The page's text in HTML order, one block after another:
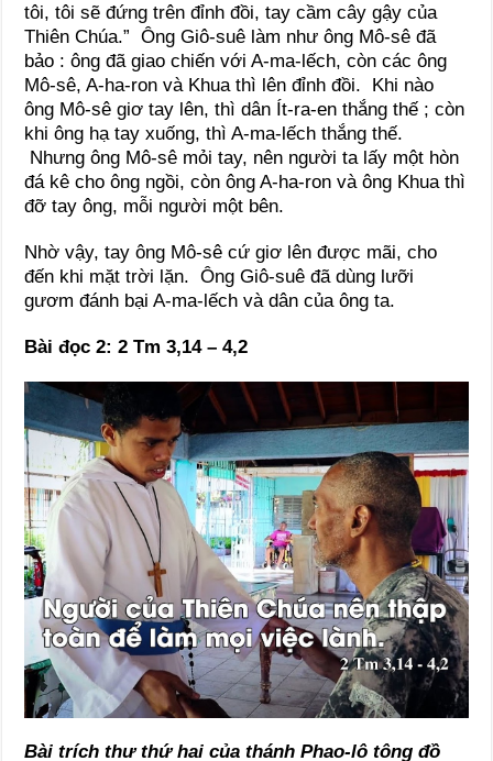
tôi, tôi sẽ đứng trên đỉnh đồi, tay cầm cây gậy của
Thiên Chúa.” Ông Giô-suê làm như ông Mô-sê đã
bảo : ông đã giao chiến với A-ma-lếch, còn các ông
Mô-sê, A-ha-ron và Khua thì lên đỉnh đồi. Khi nào
ông Mô-sê giơ tay lên, thì dân Ít-ra-en thắng thế ; còn
khi ông hạ tay xuống, thì A-ma-lếch thắng thế.
Nhưng ông Mô-sê mỏi tay, nên người ta lấy một hòn
đá kê cho ông ngồi, còn ông A-ha-ron và ông Khua thì
đỡ tay ông, mỗi người một bên.
Nhờ vậy, tay ông Mô-sê cứ giơ lên được mãi, cho
đến khi mặt trời lặn. Ông Giô-suê đã dùng lưỡi
gươm đánh bại A-ma-lếch và dân của ông ta.
Bài đọc 2: 2 Tm 3,14 – 4,2
Bài trích thư thứ hai của thánh Phao-lô tông đồ